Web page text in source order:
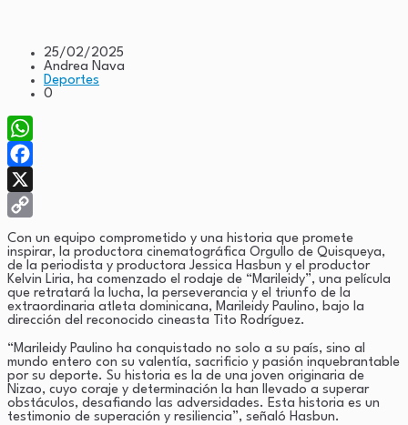
25/02/2025
Andrea Nava
Deportes
0
WhatsApp
Facebook
X
Copy
Link
Con un equipo comprometido y una historia que promete
inspirar, la productora cinematográfica Orgullo de Quisqueya,
de la periodista y productora Jessica Hasbun y el productor
Kelvin Liria, ha comenzado el rodaje de “Marileidy”, una película
que retratará la lucha, la perseverancia y el triunfo de la
extraordinaria atleta dominicana, Marileidy Paulino, bajo la
dirección del reconocido cineasta Tito Rodríguez.
“Marileidy Paulino ha conquistado no solo a su país, sino al
mundo entero con su valentía, sacrificio y pasión inquebrantable
por su deporte. Su historia es la de una joven originaria de
Nizao, cuyo coraje y determinación la han llevado a superar
obstáculos, desafiando las adversidades. Esta historia es un
testimonio de superación y resiliencia”, señaló Hasbun.